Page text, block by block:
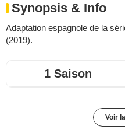
Synopsis & Info
Adaptation espagnole de la
(2019).
1 Saison
Voir